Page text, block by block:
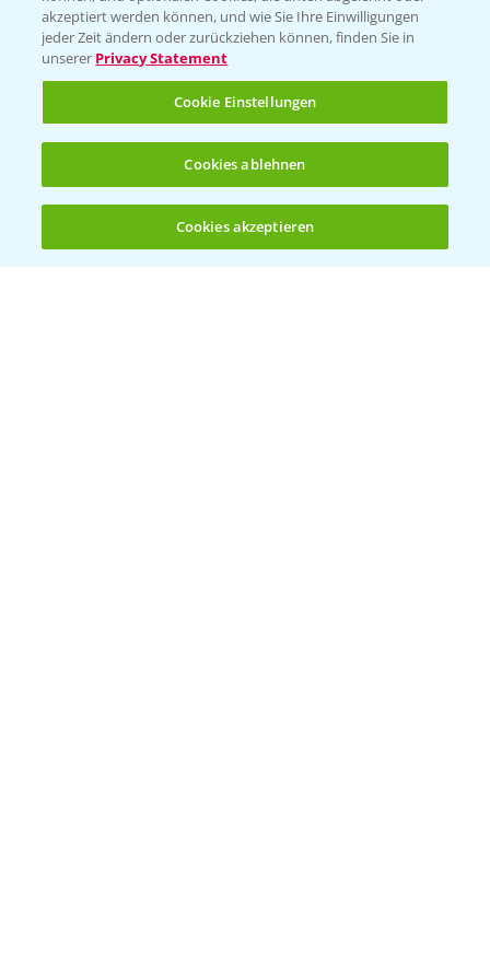
(noch 4)
Vegetables Deutschland
Infos
LINKS
Apps
Wetter Aktuell
akzeptiert werden können, und wie Sie Ihre Einwilligungen
jeder Zeit ändern oder zurückziehen können, finden Sie in
unserer Privacy Statement
Cookie Einstellungen
Cookies ablehnen
Cookies akzeptieren